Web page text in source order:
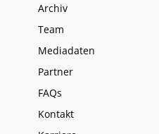
Archiv
Team
Mediadaten
Partner
FAQs
Kontakt